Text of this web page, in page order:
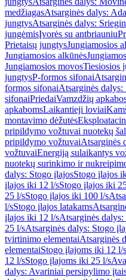
medžiagasAtsarginės dalys:
jungtysAtsarginės dalys:
jungėmisĮvorės su antbriauniu
Prietaisų jungtysJungiamosios
Jungiamosios alkūnės
Jungiamosios movosTiesiosios
jungtysP-formos sifonai
formos sifonaiAtsarginės dalys:
sifonaiPriedaiVamzdžių
apkabomsLaikantieji loviai
montavimo dėžutės
pripildymo vožtuvai nuotekų
pripildymo vožtuvaiAtsarginės
vožtuvaiEnergiją sulaikantys
nuotekų surinkimo ir
dalys: Stogo įlajosStogo įlajos
įlajos iki 12 l/sStogo įlajos iki
25 l/sStogo įlajos iki 100 l/s
l/sStogo įlajos latakams
įlajos iki 12 l/sAtsarginės
25 l/sAtsarginės dalys: Stogo
tvirtinimo elementaiAtsarginės
elementaiStogo įlajoms iki 12 l/s
12 l/sStogo įlajoms iki 25 l/s
dalys: Avariniai persipylimo